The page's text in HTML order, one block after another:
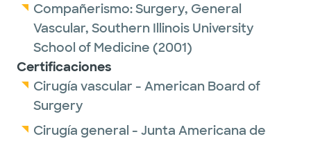
Compañerismo:Surgery, General
Vascular, Southern Illinois University
School of Medicine (2001)
Certificaciones
Cirugía vascular - American Board of
Surgery
Cirugía general - Junta Americana de